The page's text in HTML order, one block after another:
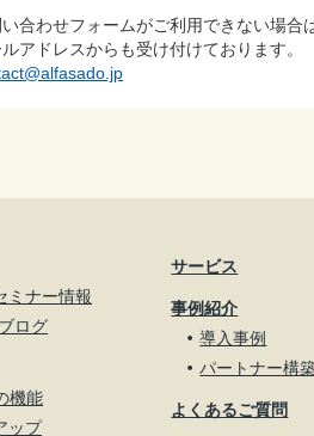
い合わせフォームがご利用できない場合
ルアドレスからも受け付けております。
ミナー情報
ログ
機能
ップ
サービス
事例紹介
導入事例
パートナー構
よくあるご質問